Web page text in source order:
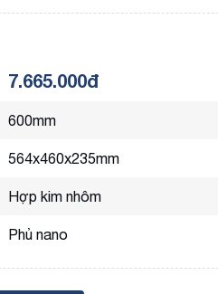
7.665.000đ
600mm
564x460x235mm
Hợp kim nhôm
Phủ nano